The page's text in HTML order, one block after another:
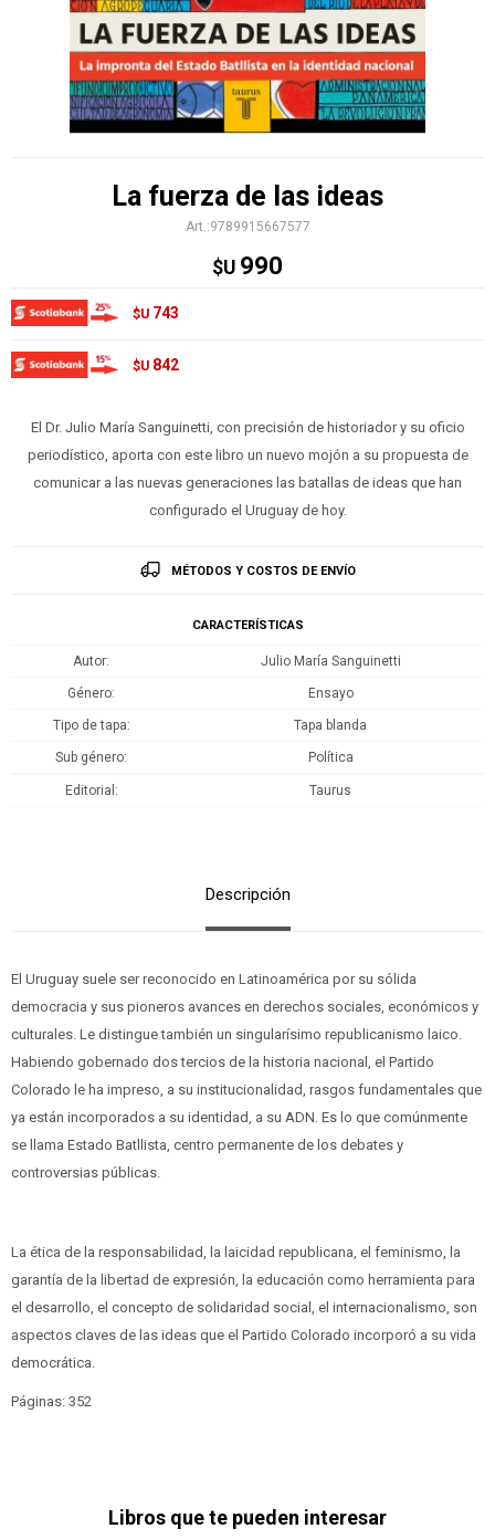
La fuerza de las ideas
9789915667577
$U 990
$U 743
$U 842
El Dr. Julio María Sanguinetti, con precisión de historiador y su oficio
periodístico, aporta con este libro un nuevo mojón a su propuesta de
comunicar a las nuevas generaciones las batallas de ideas que han
configurado el Uruguay de hoy.
MÉTODOS Y COSTOS DE ENVÍO
CARACTERÍSTICAS
Autor Julio María Sanguinetti
Género Ensayo
Tipo de tapa Tapa blanda
Sub género Política
Editorial Taurus
Descripción
El Uruguay suele ser reconocido en Latinoamérica por su sólida
democracia y sus pioneros avances en derechos sociales, económicos y
culturales. Le distingue también un singularísimo republicanismo laico.
Habiendo gobernado dos tercios de la historia nacional, el Partido
Colorado le ha impreso, a su institucionalidad, rasgos fundamentales que
ya están incorporados a su identidad, a su ADN. Es lo que comúnmente
se llama Estado Batllista, centro permanente de los debates y
controversias públicas.
La ética de la responsabilidad, la laicidad republicana, el feminismo, la
garantía de la libertad de expresión, la educación como herramienta para
el desarrollo, el concepto de solidaridad social, el internacionalismo, son
aspectos claves de las ideas que el Partido Colorado incorporó a su vida
democrática.
Páginas: 352
Libros que te pueden interesar